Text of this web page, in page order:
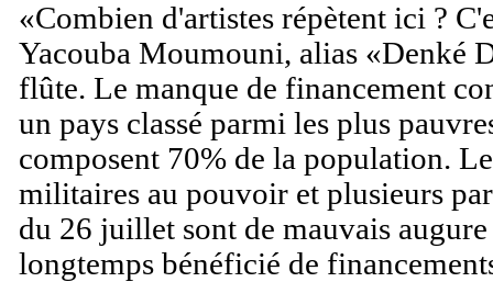
«Combien d'artistes répètent ici ?
Yacouba Moumouni, alias «Denké
flûte. Le manque de financement
un pays classé parmi les plus
composent 70% de la population.
militaires au pouvoir et plusieurs
du 26 juillet sont de mauvais
longtemps bénéficié de